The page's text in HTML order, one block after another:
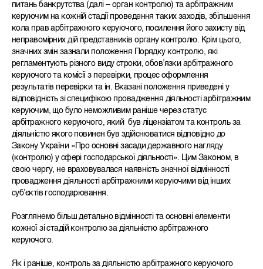
питань банкрутства (далі – орган контролю) та арбітражним
керуючим на кожній стадії проведення таких заходів, збільшення
кола прав арбітражного керуючого, посилення його захисту від
неправомірних дій представників органу контролю. Крім цього,
значних змін зазнали положення Порядку контролю, які
регламентують різного виду строки, обов’язки арбітражного
керуючого та комісії з перевірки, процес оформлення
результатів перевірки та ін. Вказані положення приведені у
відповідність зі специфікою провадження діяльності арбітражним
керуючим, що було неможливим раніше через статус
арбітражного керуючого, який був ліцензіатом та контроль за
діяльністю якого повинен був здійснюватися відповідно до
Закону України «Про основні засади державного нагляду
(контролю) у сфері господарської діяльності». Цим Законом, в
свою чергу, не враховувалася наявність значної відмінності
провадження діяльності арбітражними керуючими від інших
суб’єктів господарювання.
Розглянемо більш детально відмінності та основні елементи
кожної зі стадій контролю за діяльністю арбітражного
керуючого.
Як і раніше, контроль за діяльністю арбітражного керуючого